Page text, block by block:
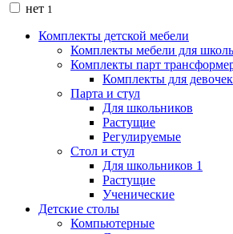
нет 1
Комплекты детской мебели
Комплекты мебели для
Комплекты парт
Комплекты для девочек
Парта и стул
Для школьников
Растущие
Регулируемые
Стол и стул
Для школьников 1
Растущие
Ученические
Детские столы
Компьютерные